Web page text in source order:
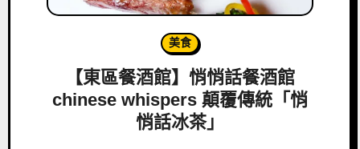
美食
【東區餐酒館】悄悄話餐酒館
chinese whispers 顛覆傳統「悄
悄話冰茶」